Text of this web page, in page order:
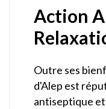
Action
Outre ses
d'Alep est
antiseptique